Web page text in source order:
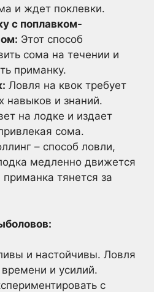
и ждет поклевки.
с поплавком-
Этот способ
сома на течении и
приманку.
Ловля на квок требует
навыков и знаний.
на лодке и издает
сома.
– способ ловли,
медленно движется
тянется за
и настойчивы. Ловля
и усилий.
с